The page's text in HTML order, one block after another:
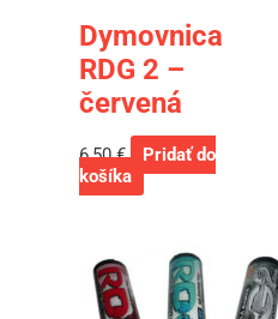
Dymovnica
RDG 2 –
červená
6,50€
Pridať do
košíka